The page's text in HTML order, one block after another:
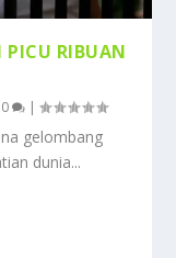
PICU RIBUAN
0 |
gelombang
dunia...